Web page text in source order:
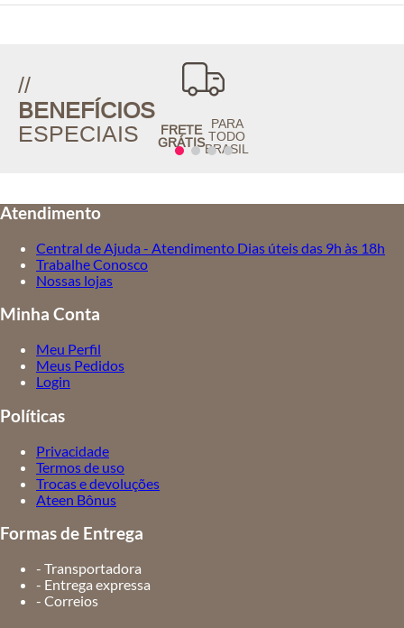
//
BENEFÍCIOS
ESPECIAIS
FRETE
GRÁTIS
PARA
TODO
BRASIL
Atendimento
Central de Ajuda - Atendimento Dias úteis das 9h às 18h
Trabalhe Conosco
Nossas lojas
Minha Conta
Meu Perfil
Meus Pedidos
Login
Políticas
Privacidade
Termos de uso
Trocas e devoluções
Ateen Bônus
Formas de Entrega
- Transportadora
- Entrega expressa
- Correios